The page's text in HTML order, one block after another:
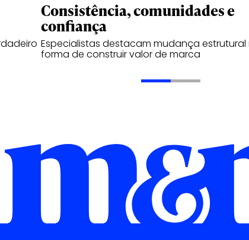
Consistência, comunidades e
confiança
Especialistas destacam mudança estrutural
forma de construir valor de marca